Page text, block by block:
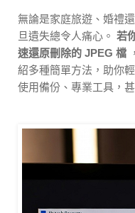
無論是家庭旅遊、婚禮
旦遺失總令人痛心。 若
速還原刪除的 JPEG 檔
紹多種簡單方法，助你
使用備份、專業工具，